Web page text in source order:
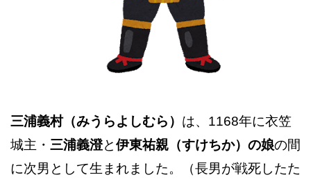
三浦義村（みうらよしむら） は、1168年に衣笠
城主・ 三浦義澄と伊東祐親（すけちか）の娘の間
に次男として生まれました。（長男が戦死したた